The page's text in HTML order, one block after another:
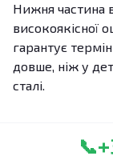
Нижня частина
високоякісної
гарантує
довше, ніж у
сталі.
📞